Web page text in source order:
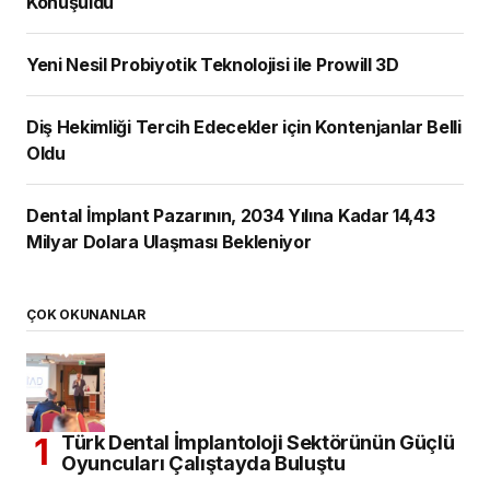
Yeni Nesil Probiyotik Teknolojisi ile Prowill 3D
Diş Hekimliği Tercih Edecekler için Kontenjanlar Belli
Oldu
Dental İmplant Pazarının, 2034 Yılına Kadar 14,43
Milyar Dolara Ulaşması Bekleniyor
ÇOK OKUNANLAR
Türk Dental İmplantoloji Sektörünün Güçlü
Oyuncuları Çalıştayda Buluştu